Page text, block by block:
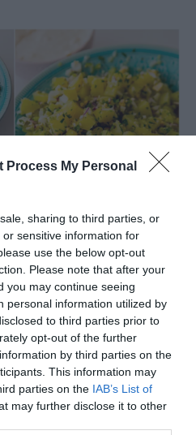
Process My Personal
sharing to third parties, or
sensitive information for
use the below opt-out
Please note that after your
you may continue seeing
personal information utilized by
to third parties prior to
opt-out of the further
by third parties on the
This information may
parties on the IAB’s List of
may further disclose it to other